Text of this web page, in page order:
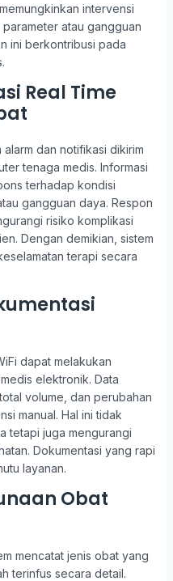
intervensi
atau gangguan
ini berkontribusi pada
Real Time
dan notifikasi dikirim
tenaga medis. Informasi
terhadap kondisi
gangguan daya. Respon
risiko komplikasi
Dengan demikian, sistem
terapi secara
dapat melakukan
elektronik. Data
volume, dan perubahan
manual. Hal ini tidak
tetapi juga mengurangi
Dokumentasi yang rapi
layanan.
Obat
mencatat jenis obat yang
terinfus secara detail.